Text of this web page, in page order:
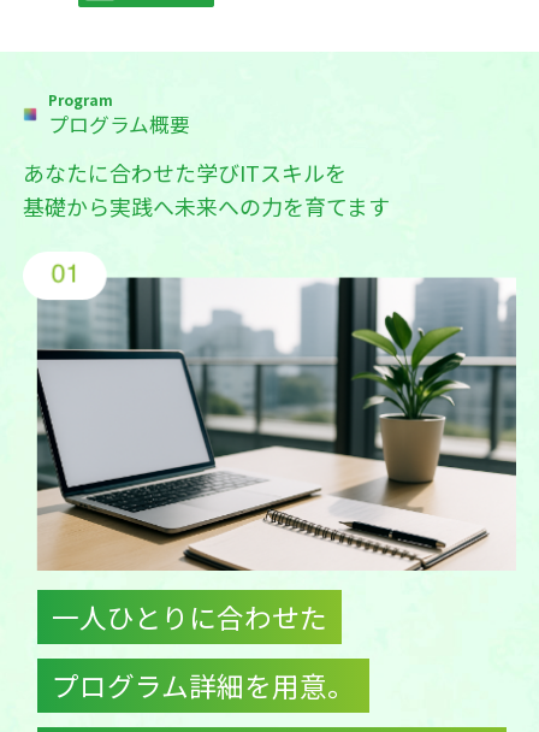
Program
プログラム概要
あなたに合わせた学びITスキルを
基礎から実践へ未来への力を育てます
一人ひとりに合わせた
プログラム詳細を用意。